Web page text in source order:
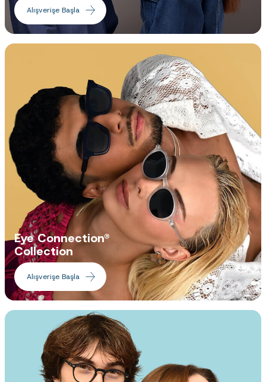
Alışverişe Başla
Eye Connection®
Collection
Alışverişe Başla